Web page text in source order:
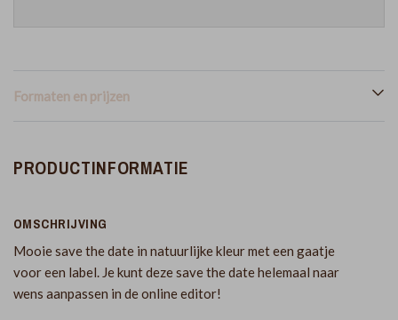
Formaten en prijzen
PRODUCTINFORMATIE
OMSCHRIJVING
Mooie save the date in natuurlijke kleur met een gaatje
voor een label. Je kunt deze save the date helemaal naar
wens aanpassen in de online editor!